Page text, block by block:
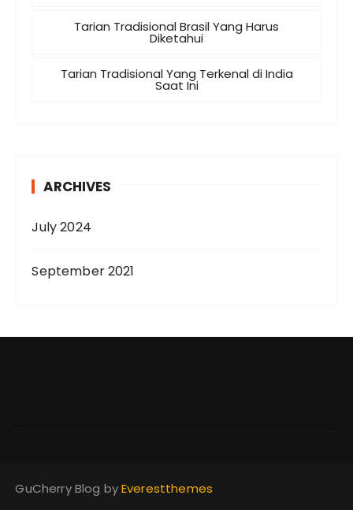
Tarian Tradisional Brasil Yang Harus
Diketahui
Tarian Tradisional Yang Terkenal di India
Saat Ini
ARCHIVES
July 2024
September 2021
GuCherry Blog byEverestthemes